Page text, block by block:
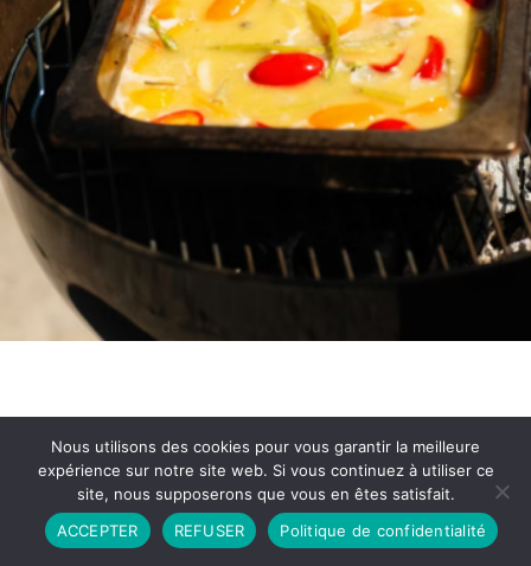
Partenariat Contact
Politique de Confidentialité
CGU
Copyright © 2026 - Propulsé par DIEUDUDIABLE
Nous utilisons des cookies pour vous garantir la meilleure
expérience sur notre site web. Si vous continuez à utiliser ce
site, nous supposerons que vous en êtes satisfait.
ACCEPTER
REFUSER Politique de confidentialité